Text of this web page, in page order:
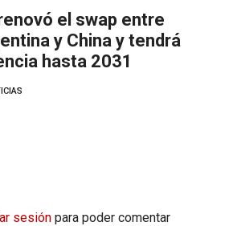
el swap entre
y China y tendrá
hasta 2031
sesión para poder comentar